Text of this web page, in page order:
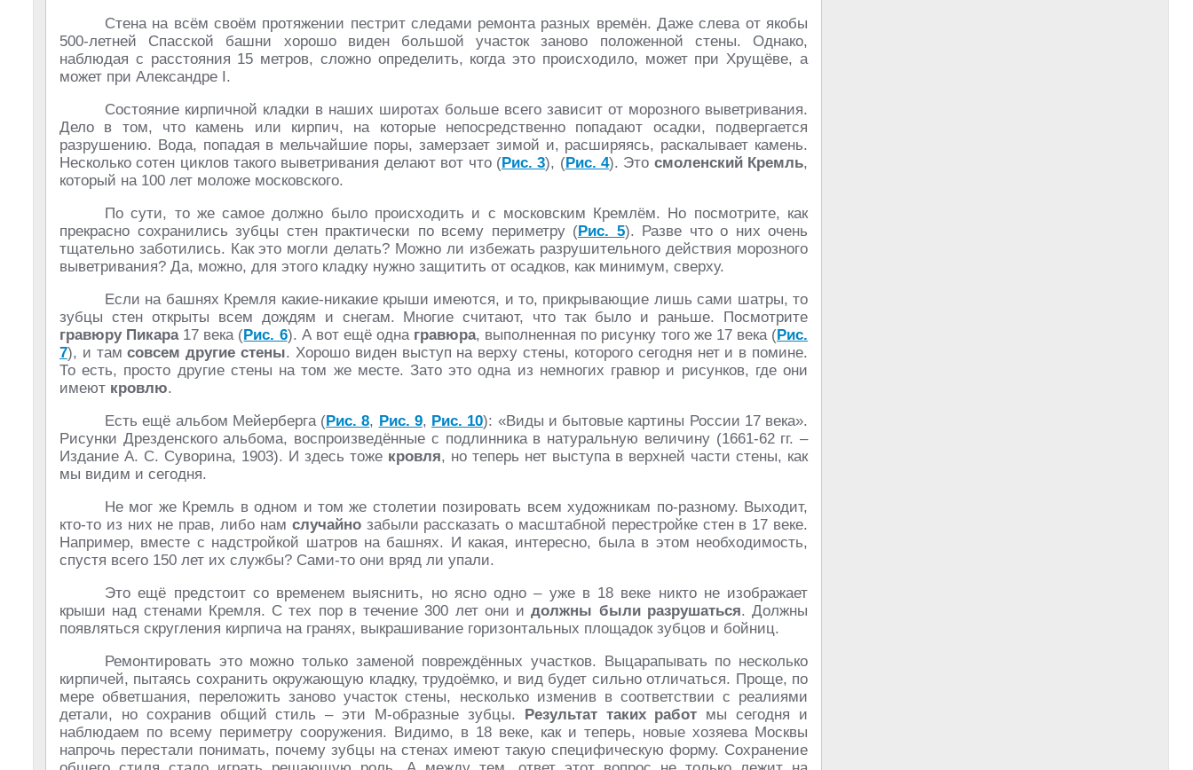
Стена на всём своём протяжении пестрит следами ремонта разных времён. Даже слева от якобы
500-летней Спасской башни хорошо виден большой участок заново положенной стены. Однако,
наблюдая с расстояния 15 метров, сложно определить, когда это происходило, может при Хрущёве, а
может при Александре I.
Состояние кирпичной кладки в наших широтах больше всего зависит от морозного выветривания.
Дело в том, что камень или кирпич, на которые непосредственно попадают осадки, подвергается
разрушению. Вода, попадая в мельчайшие поры, замерзает зимой и, расширяясь, раскалывает камень.
Несколько сотен циклов такого выветривания делают вот что (Рис. 3), (Рис. 4). Это смоленский Кремль,
который на 100 лет моложе московского.
По сути, то же самое должно было происходить и с московским Кремлём. Но посмотрите, как
прекрасно сохранились зубцы стен практически по всему периметру (Рис. 5). Разве что о них очень
тщательно заботились. Как это могли делать? Можно ли избежать разрушительного действия морозного
выветривания? Да, можно, для этого кладку нужно защитить от осадков, как минимум, сверху.
Если на башнях Кремля какие-никакие крыши имеются, и то, прикрывающие лишь сами шатры, то
зубцы стен открыты всем дождям и снегам. Многие считают, что так было и раньше. Посмотрите
гравюру Пикара17 века (Рис. 6). А вот ещё одна гравюра, выполненная по рисунку того же 17 века (Рис.
7), и тамсовсем другие стены. Хорошо виден выступ на верху стены, которого сегодня нет и в помине.
То есть, просто другие стены на том же месте. Зато это одна из немногих гравюр и рисунков, где они
имеют кровлю.
Есть ещё альбом Мейерберга (Рис. 8, Рис. 9, Рис. 10): «Виды и бытовые картины России 17 века».
Рисунки Дрезденского альбома, воспроизведённые с подлинника в натуральную величину (1661-62 гг. –
Издание А. С. Суворина, 1903). И здесь тоже кровля, но теперь нет выступа в верхней части стены, как
мы видим и сегодня.
Не мог же Кремль в одном и том же столетии позировать всем художникам по-разному. Выходит,
кто-то из них не прав, либо нам случайнозабыли рассказать о масштабной перестройке стен в 17 веке.
Например, вместе с надстройкой шатров на башнях. И какая, интересно, была в этом необходимость,
спустя всего 150 лет их службы? Сами-то они вряд ли упали.
Это ещё предстоит со временем выяснить, но ясно одно – уже в 18 веке никто не изображает
крыши над стенами Кремля. С тех пор в течение 300 лет они идолжны были разрушаться. Должны
появляться скругления кирпича на гранях, выкрашивание горизонтальных площадок зубцов и бойниц.
Ремонтировать это можно только заменой повреждённых участков. Выцарапывать по несколько
кирпичей, пытаясь сохранить окружающую кладку, трудоёмко, и вид будет сильно отличаться. Проще, по
мере обветшания, переложить заново участок стены, несколько изменив в соответствии с реалиями
детали, но сохранив общий стиль – эти М-образные зубцы. Результат таких работ мы сегодня и
наблюдаем по всему периметру сооружения. Видимо, в 18 веке, как и теперь, новые хозяева Москвы
напрочь перестали понимать, почему зубцы на стенах имеют такую специфическую форму. Сохранение